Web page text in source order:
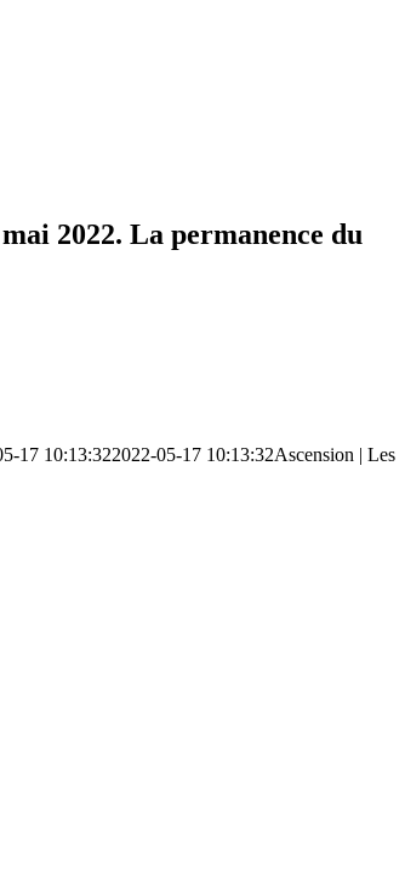
2022. La permanence du
17 10:13:322022-05-17 10:13:32Ascension | Les